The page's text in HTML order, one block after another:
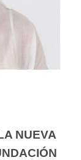
NUEVA